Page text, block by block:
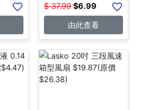
$ 37.99 $6.99
由此查看